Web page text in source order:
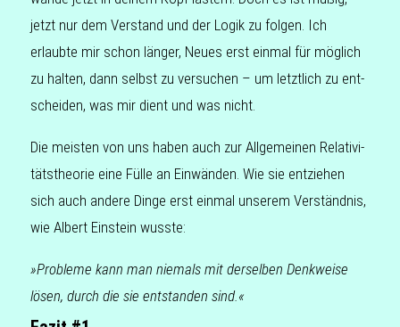
jetzt nur dem Ver­stand und der Logik zu folgen. Ich
erlaub­te mir schon länger, Neues erst einmal für mög­lich
zu halten, dann selbst zu ver­su­chen – um letzt­lich zu ent­
schei­den, was mir dient und was nicht.
Die meis­ten von uns haben auch zur All­ge­mei­nen Rela­ti­vi­
täts­theo­rie eine Fülle an Ein­wän­den. Wie sie ent­zie­hen
sich auch andere Dinge erst einmal unse­rem Ver­ständ­nis,
wie Albert Ein­stein wusste:
»Pro­ble­me kann man nie­mals mit der­sel­ben Denk­wei­se
lösen, durch die sie ent­stan­den sind.«